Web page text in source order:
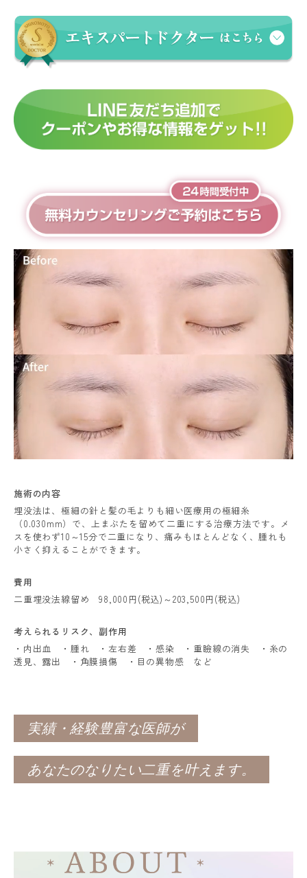
施術の内容
埋没法は、極細の針と髪の毛よりも細い医療用の極細糸
（0.030mm）で、上まぶたを留めて二重にする治療方法です。メ
スを使わず10～15分で二重になり、痛みもほとんどなく、腫れも
小さく抑えることができます。
費用
二重埋没法線留め 98,000円(税込)～203,500円(税込)
考えられるリスク、 副作用
・内出血 ・腫れ ・左右差 ・感染 ・重瞼線の消失 ・糸の
透見、露出 ・角膜損傷 ・目の異物感 など
実績・経験豊富な医師が
あなたのなりたい二重を叶えます。